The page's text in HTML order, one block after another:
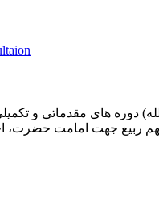
حضرت مهدی موعود(عجل الله) دوره